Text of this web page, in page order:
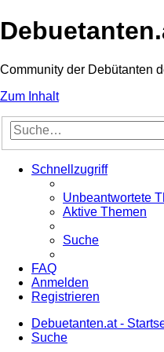
Community der Debütanten
Zum Inhalt
Schnellzugriff
Unbeantwortete
Aktive Themen
Suche
FAQ
Anmelden
Registrieren
Debuetanten.at -
Suche